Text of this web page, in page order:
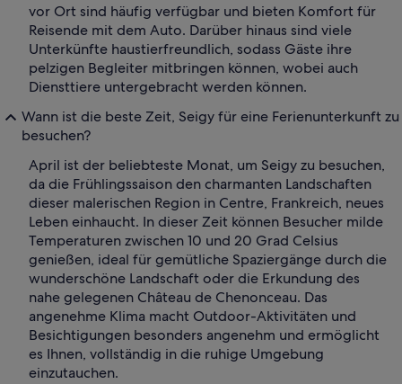
vor Ort sind häufig verfügbar und bieten Komfort für
Reisende mit dem Auto. Darüber hinaus sind viele
Unterkünfte haustierfreundlich, sodass Gäste ihre
pelzigen Begleiter mitbringen können, wobei auch
Diensttiere untergebracht werden können.
Wann ist die beste Zeit, Seigy für eine Ferienunterkunft zu
besuchen?
April ist der beliebteste Monat, um Seigy zu besuchen,
da die Frühlingssaison den charmanten Landschaften
dieser malerischen Region in Centre, Frankreich, neues
Leben einhaucht. In dieser Zeit können Besucher milde
Temperaturen zwischen 10 und 20 Grad Celsius
genießen, ideal für gemütliche Spaziergänge durch die
wunderschöne Landschaft oder die Erkundung des
nahe gelegenen Château de Chenonceau. Das
angenehme Klima macht Outdoor-Aktivitäten und
Besichtigungen besonders angenehm und ermöglicht
es Ihnen, vollständig in die ruhige Umgebung
einzutauchen.